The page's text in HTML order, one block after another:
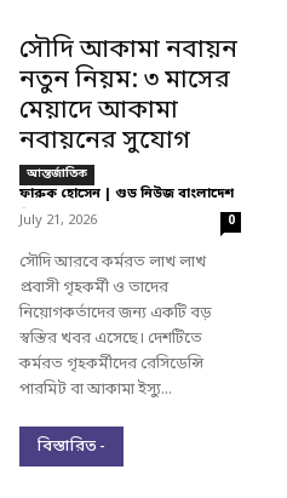
সৌদি আকামা নবায়ন
নতুন নিয়ম: ৩ মাসের
মেয়াদে আকামা
নবায়নের সুযোগ
আন্তর্জাতিক
ফারুক হোসেন | গুড নিউজ বাংলাদেশ
-
July 21, 2026 0
সৌদি আরবে কর্মরত লাখ লাখ
প্রবাসী গৃহকর্মী ও তাদের
নিয়োগকর্তাদের জন্য একটি বড়
স্বস্তির খবর এসেছে। দেশটিতে
কর্মরত গৃহকর্মীদের রেসিডেন্সি
পারমিট বা আকামা ইস্যু...
বিস্তারিত -